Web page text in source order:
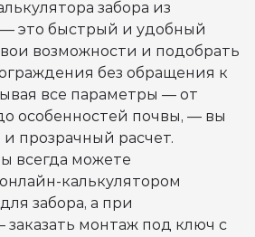
забора из
это быстрый и удобный
возможности и подобрать
без обращения к
все параметры — от
особенностей почвы, — вы
прозрачный расчет.
всегда можете
калькулятором
забора, а при
монтаж под ключ с